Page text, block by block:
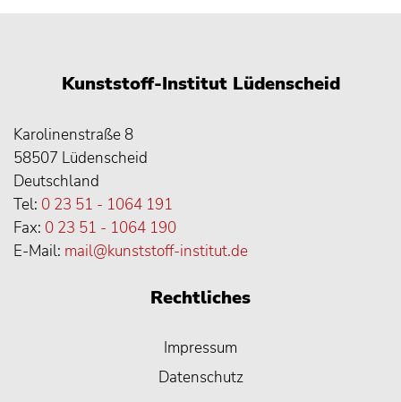
Kunststoff-Institut Lüdenscheid
Karolinenstraße 8
58507 Lüdenscheid
Deutschland
Tel: 0 23 51 - 1064 191
Fax: 0 23 51 - 1064 190
E-Mail: mail@kunststoff-institut.de
Rechtliches
Impressum
Datenschutz